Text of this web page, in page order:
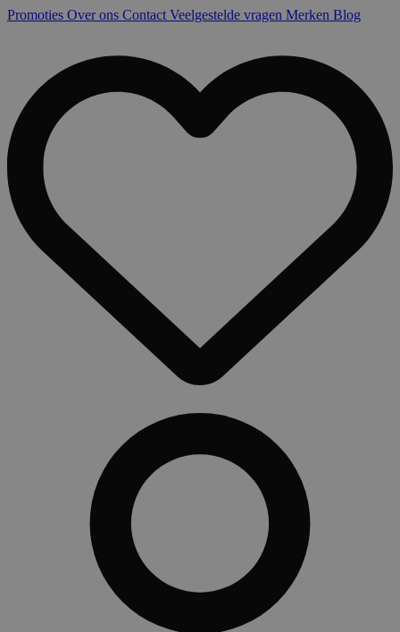
Promoties Over ons Contact Veelgestelde vragen Merken Blog